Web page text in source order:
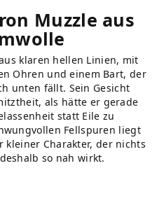
Muzzle aus
klaren hellen Linien, mit
Ohren und einem Bart, der
unten fällt. Sein Gesicht
als hätte er gerade
statt Eile zu
Fellspuren liegt
Charakter, der nichts
so nah wirkt.